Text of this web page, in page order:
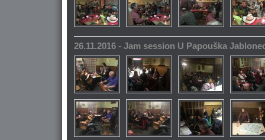
26.11.2016 - Jam session U Papouška